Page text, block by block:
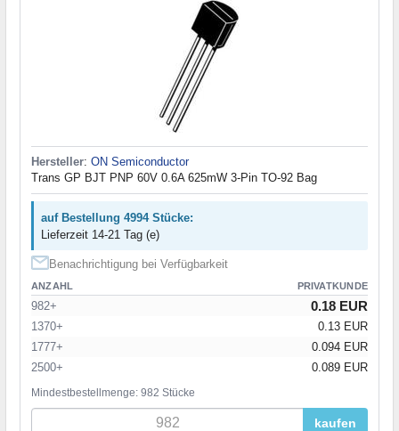
Hersteller: ON Semiconductor
Trans GP BJT PNP 60V 0.6A 625mW 3-Pin TO-92 Bag
auf Bestellung 4994 Stücke:
Lieferzeit 14-21 Tag (e)
Benachrichtigung bei Verfügbarkeit
ANZAHL PRIVATKUNDE
982+ 0.18 EUR
1370+
0.13 EUR
1777+
0.094 EUR
2500+
0.089 EUR
Mindestbestellmenge: 982 Stücke
kaufen